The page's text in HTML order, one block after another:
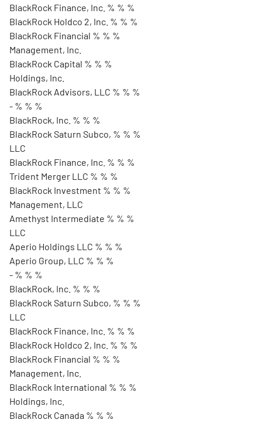
BlackRock Finance, Inc. % % %
BlackRock Holdco 2, Inc. % % %
BlackRock Financial % % %
Management, Inc.
BlackRock Capital % % %
Holdings, Inc.
BlackRock Advisors, LLC % % %
- % % %
BlackRock, Inc. % % %
BlackRock Saturn Subco, % % %
LLC
BlackRock Finance, Inc. % % %
Trident Merger LLC % % %
BlackRock Investment % % %
Management, LLC
Amethyst Intermediate % % %
LLC
Aperio Holdings LLC % % %
Aperio Group, LLC % % %
- % % %
BlackRock, Inc. % % %
BlackRock Saturn Subco, % % %
LLC
BlackRock Finance, Inc. % % %
BlackRock Holdco 2, Inc. % % %
BlackRock Financial % % %
Management, Inc.
BlackRock International % % %
Holdings, Inc.
BlackRock Canada % % %